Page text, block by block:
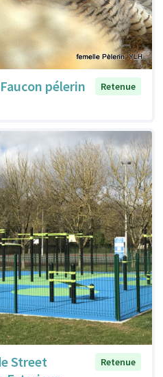
pélerin
Retenue
Street
Retenue